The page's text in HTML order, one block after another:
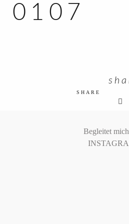
KUNDEN
0107
SHARE
Begleitet